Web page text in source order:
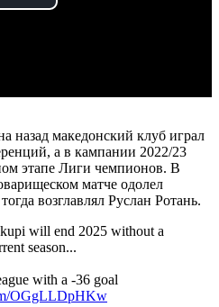
Play
назад македонский клуб играл
а в кампании 2022/23
этапе Лиги чемпионов. В
матче одолел
возглавлял Руслан Ротань.
will end 2025 without a
season...
with a -36 goal
OGgLLDpHKw